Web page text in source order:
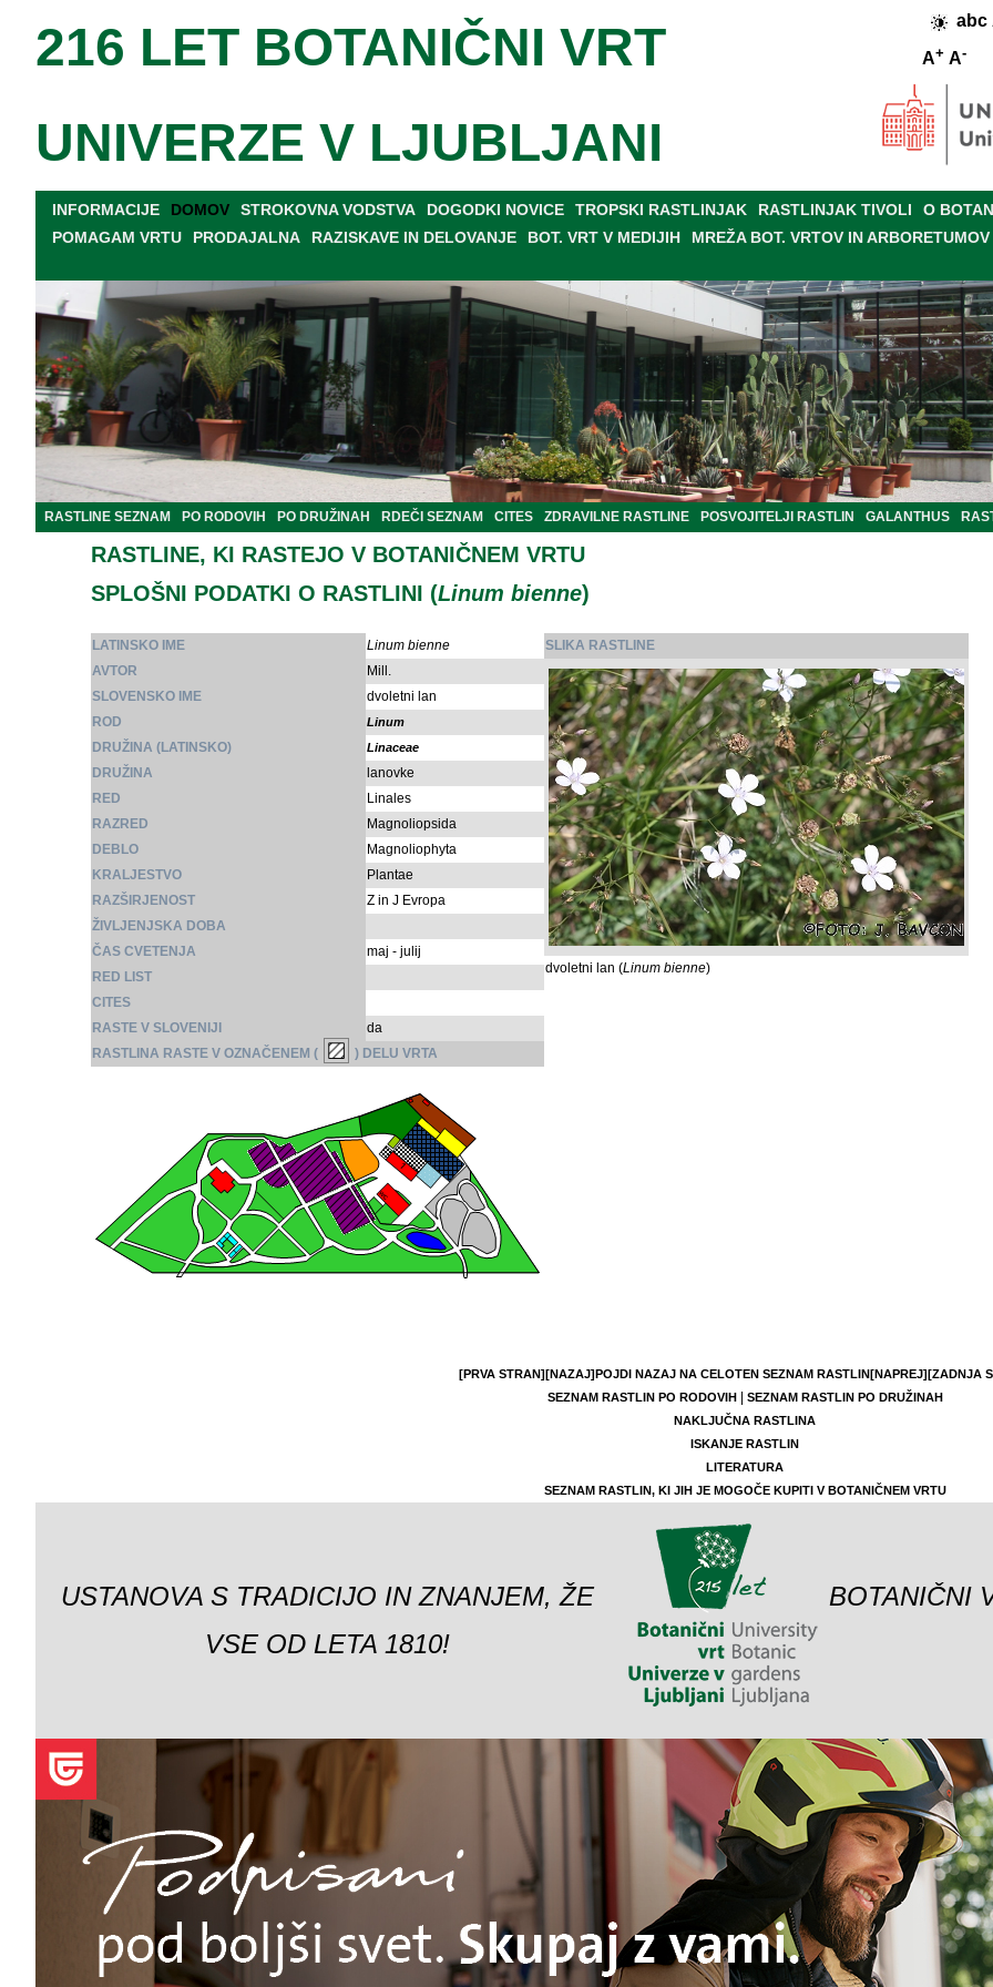
abc
A+ A-
216 LET BOTANIČNI VRT
UNIVERZE V LJUBLJANI
INFORMACIJE DOMOV STROKOVNA VODSTVA DOGODKI NOVICE TROPSKI RASTLINJAK RASTLINJAK TIVOLI O
POMAGAM VRTU
PRODAJALNA RAZISKAVE IN DELOVANJE BOT. VRT V MEDIJIH MREŽA BOT. VRTOV IN ARBORETUMOV
RASTLINE SEZNAM PO RODOVIH PO DRUŽINAH RDEČI SEZNAM CITES ZDRAVILNE RASTLINE POSVOJITELJI RASTLIN GALANTHUS
RASTLINE, KI RASTEJO V BOTANIČNEM VRTU
SPLOŠNI PODATKI O RASTLINI (Linum bienne)
LATINSKO IME
Linum bienne
AVTOR
Mill.
SLOVENSKO IME
dvoletni lan
ROD
Linum
DRUŽINA (LATINSKO) Linaceae
DRUŽINA
lanovke
RED
Linales
RAZRED
Magnoliopsida
DEBLO
Magnoliophyta
KRALJESTVO
Plantae
RAZŠIRJENOST
Z in J Evropa
ŽIVLJENJSKA DOBA
ČAS CVETENJA
maj - julij
RED LIST
CITES
RASTE V SLOVENIJI
da
RASTLINA RASTE V OZNAČENEM (
) DELU VRTA
SLIKA RASTLINE
dvoletni lan (Linum bienne)
[PRVA STRAN][NAZAJ]POJDI NAZAJ NA CELOTEN SEZNAM RASTLIN[NAPREJ][ZADNJA
SEZNAM RASTLIN PO RODOVIH|
SEZNAM RASTLIN PO DRUŽINAH
NAKLJUČNA RASTLINA
ISKANJE RASTLIN
LITERATURA
SEZNAM RASTLIN, KI JIH JE MOGOČE KUPITI V BOTANIČNEM VRTU
USTANOVA S TRADICIJO IN ZNANJEM, ŽE
VSE OD LETA 1810!
BOTANIČNI